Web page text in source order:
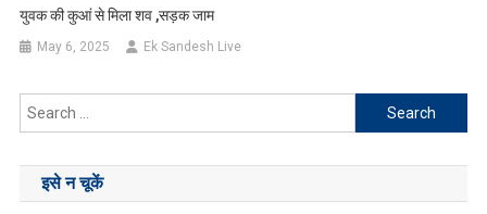
युवक की कुआं से मिला शव ,सड़क जाम
May 6, 2025 Ek Sandesh Live
Search
for:
इसे न चूकें